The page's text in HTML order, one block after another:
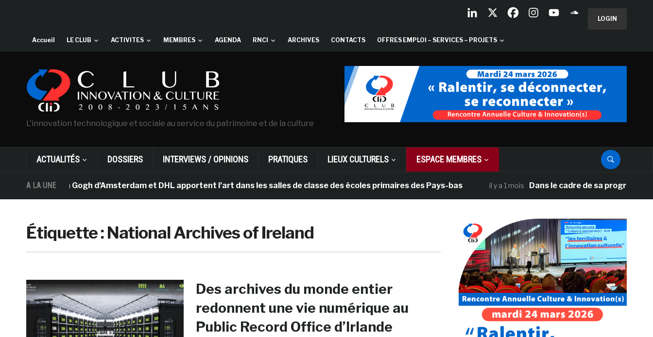
LOGIN
Accueil LE CLUB ACTIVITES MEMBRES AGENDA RNCI ARCHIVES CONTACTS OFFRES EMPLOI – SERVICES – PROJETS
L'innovation technologique et sociale au service du patrimoine et de la culture
ACTUALITÉS DOSSIERS INTERVIEWS / OPINIONS PRATIQUES LIEUX CULTURELS ESPACE MEMBRES
A LA UNE
musée Van Gogh d’Amsterdam et DHL apportent l’art dans les salles de classe des écoles primaires des Pays-bas il y a 1 mois Dans le cadre de sa programmation
Étiquette :National Archives of Ireland
Des archives du monde entier
redonnent une vie numérique au
Public Record Office d’Irlande